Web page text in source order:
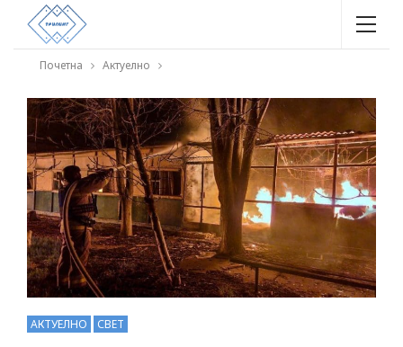
Почетна Актуелно
АКТУЕЛНО СВЕТ